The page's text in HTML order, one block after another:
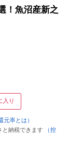
！魚沼産新之
入り
元率とは）
納税できます
（控